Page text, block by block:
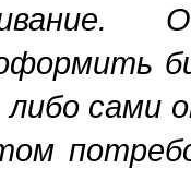
либо сами